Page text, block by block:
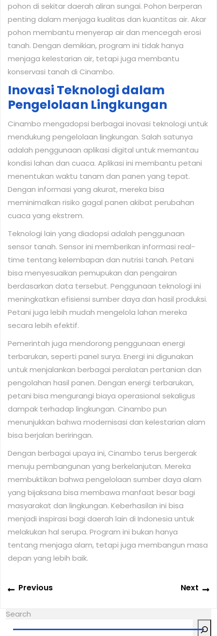
pohon di sekitar daerah aliran sungai. Pohon berperan
penting dalam menjaga kualitas dan kuantitas air. Akar
pohon membantu menyerap air dan mencegah erosi
tanah. Dengan demikian, program ini tidak hanya
menjaga kelestarian air, tetapi juga membantu
konservasi tanah di Cinambo.
Inovasi Teknologi dalam
Pengelolaan Lingkungan
Cinambo mengadopsi berbagai inovasi teknologi untuk
mendukung pengelolaan lingkungan. Salah satunya
adalah penggunaan aplikasi digital untuk memantau
kondisi lahan dan cuaca. Aplikasi ini membantu petani
menentukan waktu tanam dan panen yang tepat.
Dengan informasi yang akurat, mereka bisa
meminimalkan risiko gagal panen akibat perubahan
cuaca yang ekstrem.
Teknologi lain yang diadopsi adalah penggunaan
sensor tanah. Sensor ini memberikan informasi real-
time tentang kelembapan dan nutrisi tanah. Petani
bisa menyesuaikan pemupukan dan pengairan
berdasarkan data tersebut. Penggunaan teknologi ini
meningkatkan efisiensi sumber daya dan hasil produksi.
Petani juga lebih mudah mengelola lahan mereka
secara lebih efektif.
Pemerintah juga mendorong penggunaan energi
terbarukan, seperti panel surya. Energi ini digunakan
untuk menjalankan berbagai peralatan pertanian dan
pengolahan hasil panen. Dengan energi terbarukan,
petani bisa mengurangi biaya operasional sekaligus
dampak terhadap lingkungan. Cinambo pun
menunjukkan bahwa modernisasi dan kelestarian alam
bisa berjalan beriringan.
Dengan berbagai upaya ini, Cinambo terus bergerak
menuju pembangunan yang berkelanjutan. Mereka
membuktikan bahwa pengelolaan sumber daya alam
yang bijaksana bisa membawa manfaat besar bagi
masyarakat dan lingkungan. Keberhasilan ini bisa
menjadi inspirasi bagi daerah lain di Indonesia untuk
melakukan hal serupa. Program ini bukan hanya
tentang menjaga alam, tetapi juga membangun masa
depan yang lebih baik.
Post
navigation
Previous Next
Search